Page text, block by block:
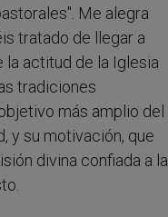
Me alegra
tratado de llegar a
la actitud de la Iglesia
tradiciones
más amplio del
y su motivación, que
divina confiada a la